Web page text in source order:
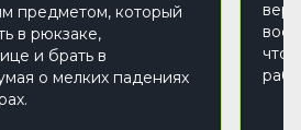
предметом, который
в рюкзаке,
и брать в
о мелких падениях
что